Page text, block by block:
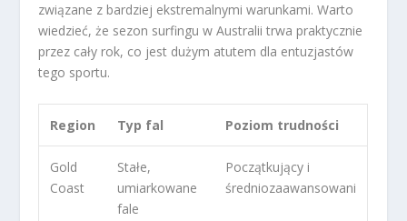
związane z bardziej ekstremalnymi warunkami. Warto
wiedzieć, że sezon surfingu w Australii trwa praktycznie
przez cały rok, co jest dużym atutem dla entuzjastów
tego sportu.
Region Typ fal Poziom trudności
Gold
Coast
Stałe,
umiarkowane
fale
Początkujący i
średniozaawansowani